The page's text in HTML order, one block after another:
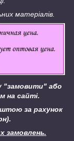
матеріалів.
"замовити" або
на сайті.
за рахунок
замовлень.